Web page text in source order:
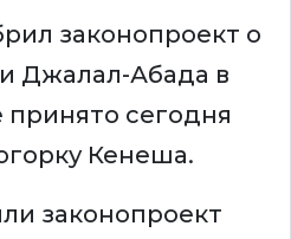
законопроект о
Джалал-Абада в
сегодня
Кенеша.
законопроект